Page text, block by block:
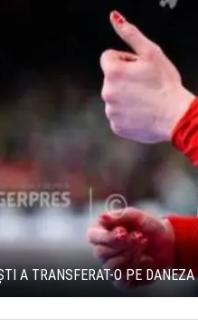
A TRANSFERAT-O PE